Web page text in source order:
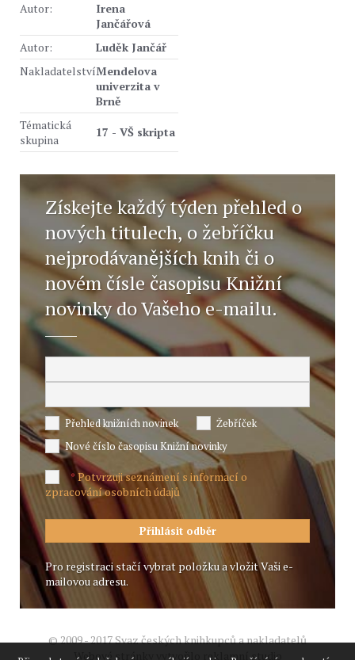
Autor:
Irena
Jančářová
Autor:
Luděk Jančář
NakladatelstvíMendelova
univerzita v
Brně
Tématická
skupina
17 - VŠ skripta
Získejte každý týden přehled o
nových titulech, o žebříčku
nejprodávanějších knih či o
novém čísle časopisu Knižní
novinky do Vašeho e-mailu.
Přehled knižních novinek
Žebříček
Nové číslo časopisu Knižní novinky
*Potvrzuji seznámení s informací o
zpracování osobních údajů
Pro registraci stačí vybrat položku a vložit Vaši e-
mailovou adresu.
© 2009 - 2017 Svaz českých knihkupců a nakladatelů
Webové stránky vytvořilo reklamní studio